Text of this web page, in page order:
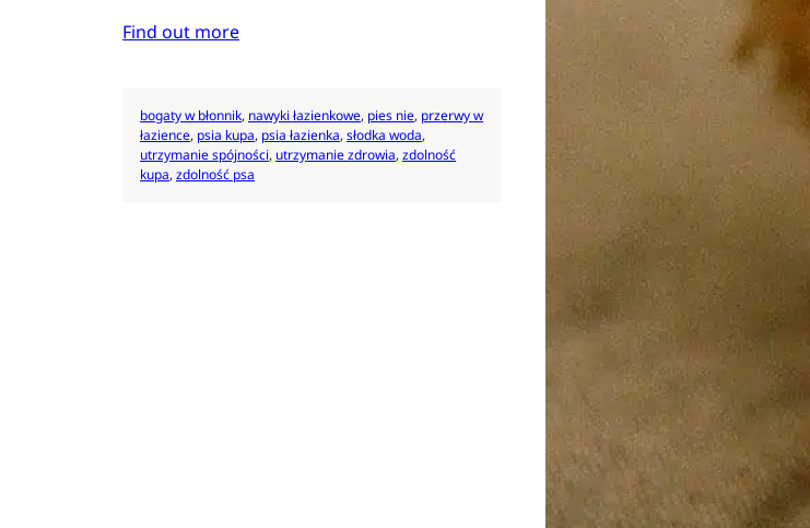
Find out more
bogaty w błonnik, nawyki łazienkowe, pies nie, przerwy w
łazience, psia kupa, psia łazienka, słodka woda
utrzymanie spójności, utrzymanie zdrowia, zdolność
kupa, zdolność psa